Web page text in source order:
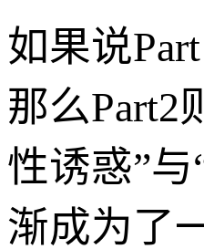
如果说
那么Part2
性诱惑”
渐成为了